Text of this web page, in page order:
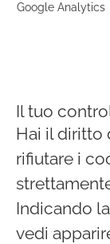
Google Analytics
Il tuo
Hai il diritto
rifiutare i
Indicando
vedi